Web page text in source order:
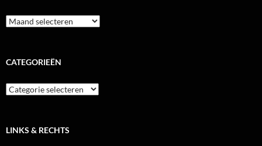
Archieven
CATEGORIEËN
Categorieën
LINKS & RECHTS